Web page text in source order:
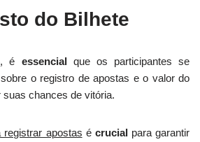
do Bilhete
, é essencialque os participantes se
o registro de apostas e o valor do
chances de vitória.
registrar apostas é crucialpara garantir